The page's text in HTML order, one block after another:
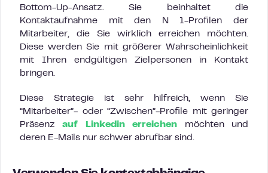
Bottom-Up-Ansatz. Sie beinhaltet die
Kontaktaufnahme mit den N 1-Profilen der
Mitarbeiter, die Sie wirklich erreichen möchten.
Diese werden Sie mit größerer Wahrscheinlichkeit
mit Ihren endgültigen Zielpersonen in Kontakt
bringen.
Diese Strategie ist sehr hilfreich, wenn Sie
“Mitarbeiter”- oder “Zwischen”-Profile mit geringer
Präsenzauf Linkedin erreichen möchten und
deren E-Mails nur schwer abrufbar sind.